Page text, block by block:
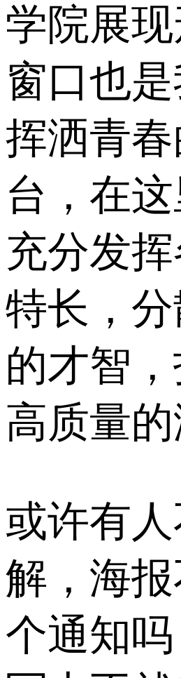
学院展
窗口也
挥洒青
台，在
充分发
特长，
的才智
高质量的
或许有
解，海
个通知